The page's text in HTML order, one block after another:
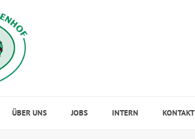
ÜBER UNS JOBS INTERN KONTAKT